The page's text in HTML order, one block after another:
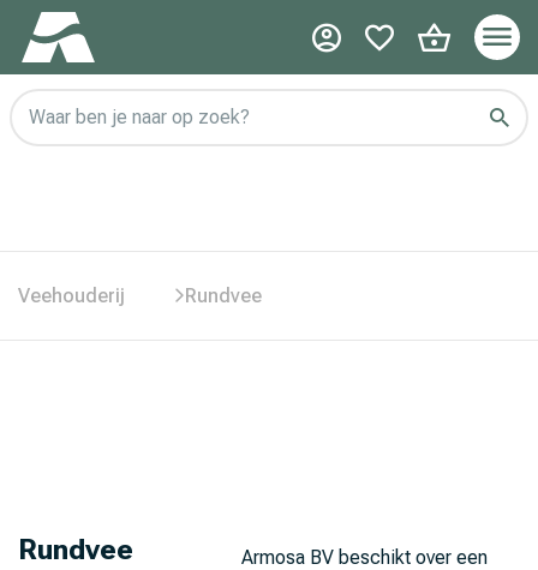
Waar ben je naar op zoek?
Veehouderij Rundvee
Rundvee
Armosa BV beschikt over een